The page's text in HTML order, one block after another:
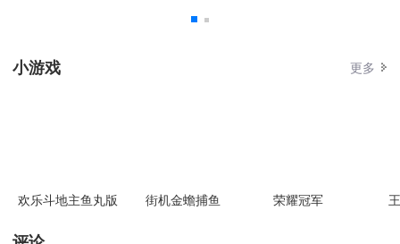
小游戏 更多
欢乐斗地主鱼丸版 街机金蟾捕鱼 荣耀冠军